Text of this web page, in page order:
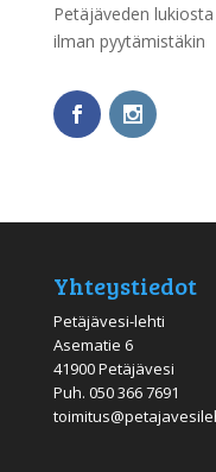
Petäjäveden
ilman pyytämistäkin
Yhteystiedot
Petäjävesi-lehti
Asematie 6
41900 Petäjävesi
Puh. 050 366 7691